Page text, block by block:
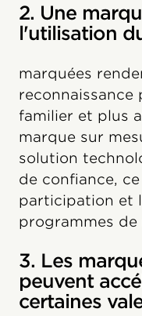
2. Une
l'utilisation
marquées
reconnaissance
familier et plus
marque sur
solution
de confiance,
participation et
programmes de
3. Les
peuvent
certaines